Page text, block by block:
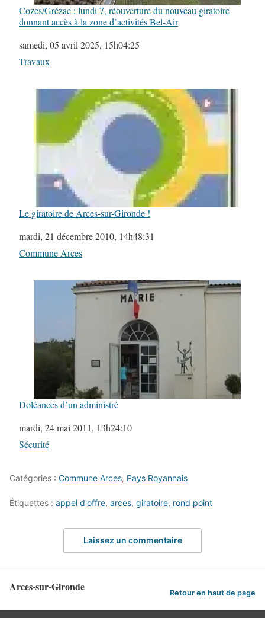
Cozes/Grézac : lundi 7, réouverture du nouveau giratoire
donnant accès à la zone d’activités Bel-Air
Date
samedi, 05 avril 2025, 15h04:25
Par rapport à
Travaux
Le giratoire de Arces-sur-Gironde !
Date
mardi, 21 décembre 2010, 14h48:31
Par rapport à
Commune Arces
Doléances d’un administré
Date
mardi, 24 mai 2011, 13h24:10
Par rapport à
Sécurité
Catégories : Commune Arces, Pays Royannais
Étiquettes : appel d'offre, arces, giratoire, rond point
Laissez un commentaire
Arces-sur-Gironde Retour en haut de page